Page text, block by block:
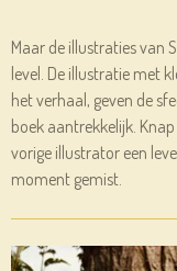
Maar de illustraties van
level. De illustratie met
het verhaal, geven de
boek aantrekkelijk.
vorige illustrator een
moment gemist.